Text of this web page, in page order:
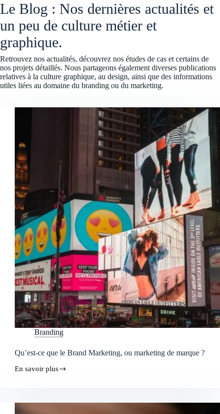
Le Blog : Nos dernières actualités et
un peu de culture métier et
graphique.
Retrouvez nos actualités, découvrez nos études de cas et certains de
nos projets détaillés. Nous partageons également diverses publications
relatives à la culture graphique, au design, ainsi que des informations
utiles liées au domaine du branding ou du marketing.
Branding
Qu’est-ce que le Brand Marketing, ou marketing de marque ?
En savoir plus
Qu’est-
Brand